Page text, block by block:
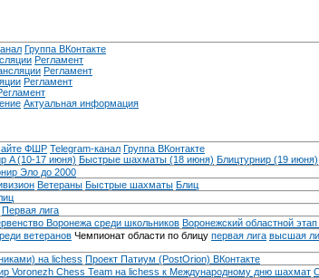
Группа ВКонтакте
Регламент
Регламент
Регламент
Актуальная информация
ФШР Telegram-канал Группа ВКонтакте
A (10-17 июня) Быстрые шахматы (18 июня) Блицтурнир (19 июня)
Эло до 2000
Ветераны Быстрые шахматы Блиц
Первая лига
Воронежа среди школьников Воронежский областной
ветеранов Чемпионат области по блицу первая лига высшая
на lichess Проект Патиум (PostOrion) ВКонтакте
Voronezh Chess Team на lichess к Международному дню шахмат